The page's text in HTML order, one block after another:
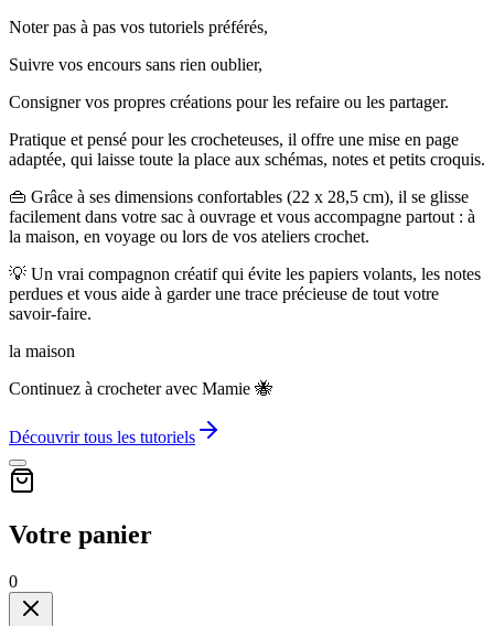
Noter pas à pas vos tutoriels préférés,
Suivre vos encours sans rien oublier,
Consigner vos propres créations pour les refaire ou les partager.
Pratique et pensé pour les crocheteuses, il offre une mise en page
adaptée, qui laisse toute la place aux schémas, notes et petits croquis.
👜 Grâce à ses dimensions confortables (22 x 28,5 cm), il se glisse
facilement dans votre sac à ouvrage et vous accompagne partout : à
la maison, en voyage ou lors de vos ateliers crochet.
💡 Un vrai compagnon créatif qui évite les papiers volants, les notes
perdues et vous aide à garder une trace précieuse de tout votre
savoir-faire.
la maison
Continuez à crocheter avec Mamie 🐝
Découvrir tous les tutoriels
Votre panier
0